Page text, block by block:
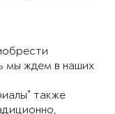
мы ждем в наших
также